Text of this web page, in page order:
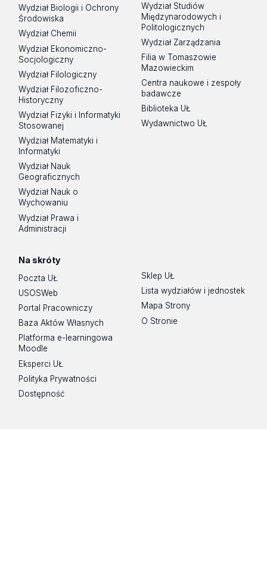
Wydział Biologii i Ochrony
Środowiska
Wydział Chemii
Wydział Ekonomiczno-
Socjologiczny
Wydział Filologiczny
Wydział Filozoficzno-
Historyczny
Wydział Fizyki i Informatyki
Stosowanej
Wydział Matematyki i
Informatyki
Wydział Nauk
Geograficznych
Wydział Nauk o
Wychowaniu
Wydział Prawa i
Administracji
Wydział Studiów
Międzynarodowych i
Politologicznych
Wydział Zarządzania
Filia w Tomaszowie
Mazowieckim
Centra naukowe i zespoły
badawcze
Biblioteka UŁ
Wydawnictwo UŁ
Na skróty
Poczta UŁ
USOSWeb
Portal Pracowniczy
Baza Aktów Własnych
Platforma e-learningowa
Moodle
Eksperci UŁ
Polityka Prywatności
Dostępność
Sklep UŁ
Lista wydziałów i jednostek
Mapa Strony
O Stronie